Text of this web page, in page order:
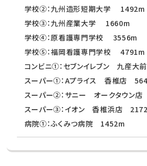
学校②：九州造形短期大学 1492m
学校③：九州産業大学 1660m
学校④：原看護専門学校 3556m
学校⑤：福岡看護専門学校 4791m
コンビニ①：セブンイレブン 九産
スーパー①：Aプライス 香椎店
スーパー②：サニー オークタウン
スーパー③：イオン 香椎浜店
病院①：ふくみつ病院 1452m